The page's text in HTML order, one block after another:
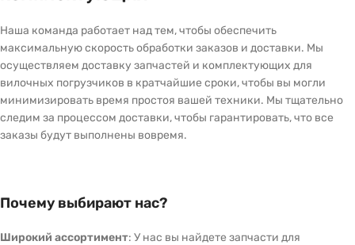
Наша команда работает над тем, чтобы обеспечить
максимальную скорость обработки заказов и доставки. Мы
осуществляем доставку запчастей и комплектующих для
вилочных погрузчиков в кратчайшие сроки, чтобы вы могли
минимизировать время простоя вашей техники. Мы тщательно
следим за процессом доставки, чтобы гарантировать, что все
заказы будут выполнены вовремя.
Почему выбирают нас?
Широкий ассортимент: У нас вы найдете запчасти для